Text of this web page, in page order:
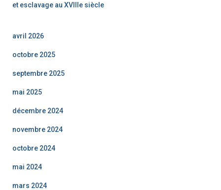
et esclavage au XVIIIe siècle
avril 2026
octobre 2025
septembre 2025
mai 2025
décembre 2024
novembre 2024
octobre 2024
mai 2024
mars 2024